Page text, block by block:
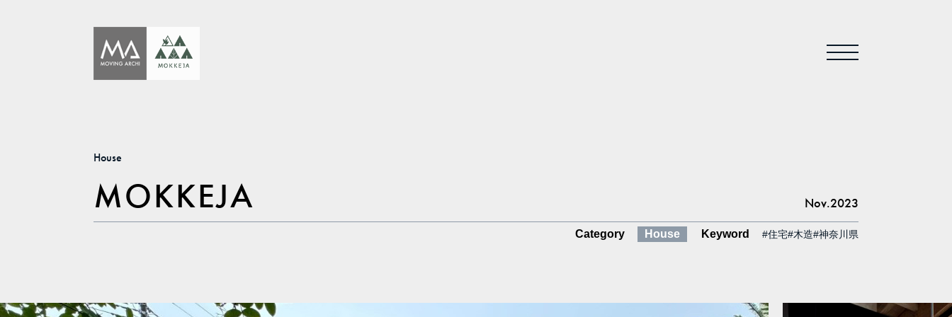
House
MOKKEJA Nov.2023
Category House Keyword #住宅#木造#神奈川県